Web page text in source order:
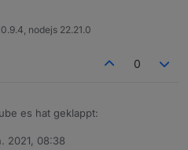
OPTIONAL
OPTIONAL
45 contributors, removed
for funding
nodejs 22.21.0
0
es hat geklappt:
2021, 08:38